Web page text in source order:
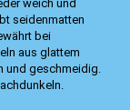
weich und
seidenmatten
bei
aus glattem
und geschmeidig.